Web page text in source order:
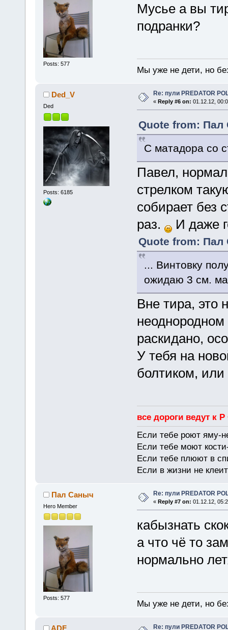
Posts: 577
Мусье а вы
подранки?
Мы уже не дети, но
Ded_V
Ded
Posts: 6185
Re: пули PREDATOR
« Reply #6 on: 01.12.12,
Quote from: Пал
С матадора со
Павел,
стрелком
собирает без
раз.
И даже
Quote from: Пал
... Винтовку
ожидаю 3 см.
Вне тира, это
раскидано,
У тебя на
болтиком,
все дороги ведут к
Если тебе роют яму-
Если тебе моют
Если тебе плюют в
Если в жизни не
Пал Саныч
Hero Member
Posts: 577
Re: пули PREDATOR
« Reply #7 on: 01.12.12,
кабызнать
а что чё то
нормально
Мы уже не дети, но
Re: пули PREDATOR